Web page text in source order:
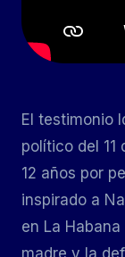
El testimonio
político del 11
12 años por
inspirado a
en La